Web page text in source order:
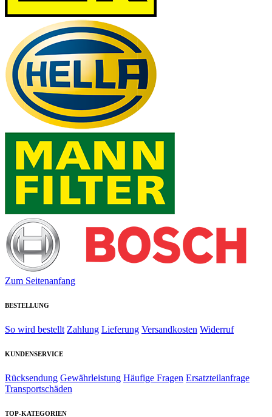
Zum Seitenanfang
BESTELLUNG
So wird bestellt Zahlung Lieferung Versandkosten Widerruf
KUNDENSERVICE
Rücksendung Gewährleistung Häufige Fragen Ersatzteilanfrage
Transportschäden
TOP-KATEGORIEN